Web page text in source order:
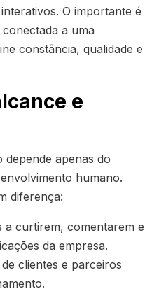
O importante é
a uma
constância, qualidade e
e
apenas do
humano.
diferença:
curtirem, comentarem e
da empresa.
clientes e parceiros